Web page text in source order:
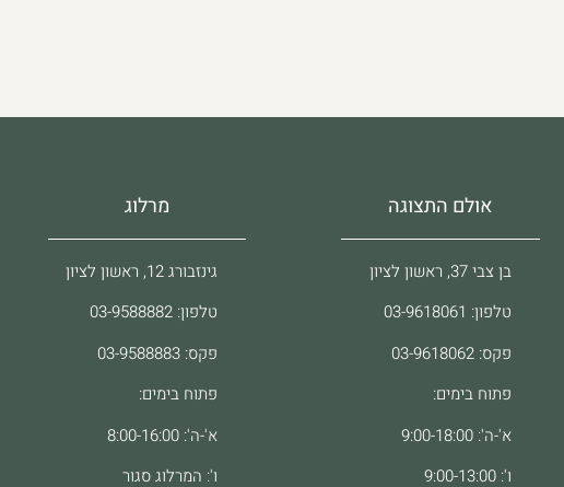
אולם התצוגה
בן צבי 37, ראשון לציון
טלפון: 03-9618061
פקס: 03-9618062
פתוח בימים:
א'-ה': 9:00-18:00
ו': 9:00-13:00
מרלוג
גינזבורג 12, ראשון לציון
טלפון: 03-9588882
פקס: 03-9588883
פתוח בימים:
א'-ה': 8:00-16:00
ו': המרלוג סגור